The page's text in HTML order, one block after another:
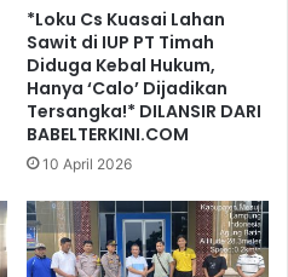
*Loku Cs Kuasai Lahan
Sawit di IUP PT Timah
Diduga Kebal Hukum,
Hanya ‘Calo’ Dijadikan
Tersangka!* DILANSIR DARI
BABELTERKINI.COM
10 April 2026